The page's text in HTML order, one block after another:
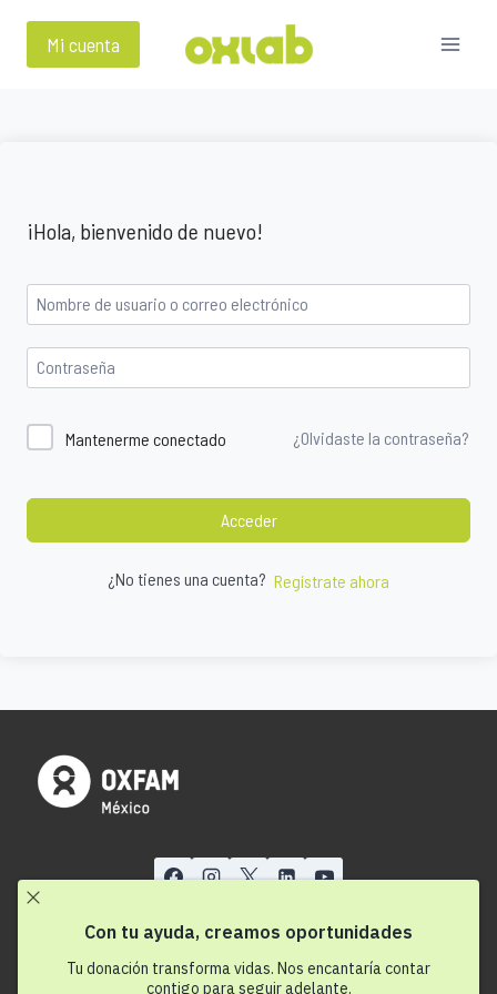
contenido
Mi cuenta
¡Hola, bienvenido de nuevo!
Mantenerme conectado ¿Olvidaste la contraseña?
Acceder
¿No tienes una cuenta? Regístrate ahora